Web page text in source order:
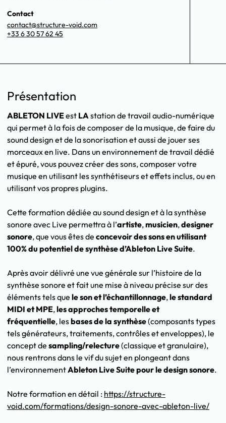
Contact
contact@structure-void.com
+33 6 30 57 62 45
Présentation
ABLETON LIVEest LAstation de travail audio-numérique
qui permet à la fois de composer de la musique, de faire du
sound design et de la sonorisation et aussi de jouer ses
morceaux en live. Dans un environnement de travail dédié
et épuré, vous pouvez créer des sons, composer votre
musique en utilisant les synthétiseurs et effets inclus, ou en
utilisant vos propres plugins.
Cette formation dédiée au sound design et à la synthèse
sonore avec Live permettra à l’artiste,musicien,designer
sonore, que vous êtes de concevoir des sons en utilisant
100% du potentiel de synthèse d’Ableton Live Suite.
Après avoir délivré une vue générale sur l’histoire de la
synthèse sonore et fait une mise à niveau précise sur des
éléments tels que leson et l’échantillonnage,lestandard
MIDI et MPE,lesapproches temporelle et
fréquentielle, lesbases de la synthèse(composants types
tels générateurs, traitements, contrôles et enveloppes), le
concept de sampling/relecture(classique et granulaire),
nous rentrons dans le vif du sujet en plongeant dans
l’environnementAbleton Live Suite pour le design sonore.
Notre formation en détail : https://structure-
void.com/formations/design-sonore-avec-ableton-live/